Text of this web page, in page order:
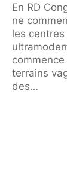
En RD
ne
les
terrains
des…